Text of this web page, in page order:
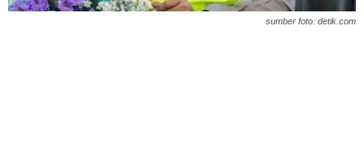
sumber foto: detik.com